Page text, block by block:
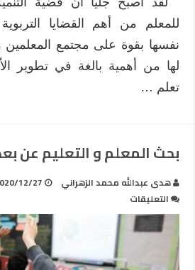
للمعلم من أهم القضايا
نفسها بقوة على مجتمع المعلمين
لها من أهمية بالغة في تطوير
تعلم …
بحث المعلم و التعليم عن
هدى عبدالله محمد الزهراني 12/27
التعليقات
بحث
المعلم
التعليم